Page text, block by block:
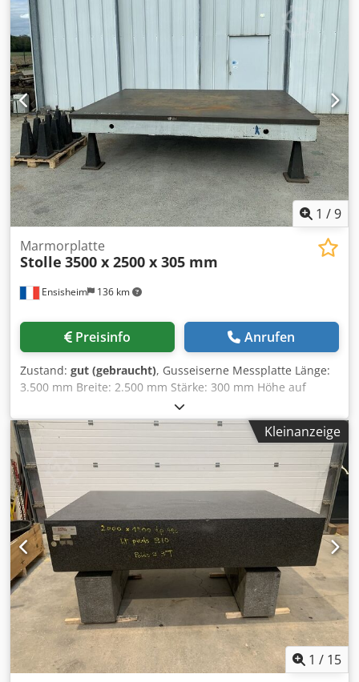
1 /9
Ensisheim 136 km
Marmorplatte
Stolle 3500 x 2500 x 305 mm
Preisinfo Anrufen
Zustand: gut (gebraucht), Gusseiserne Messplatte Länge:
3.500 mm Breite: 2.500 mm Stärke: 300 mm Höhe auf
Füßen: 900 mm Geliefert mit 12 Nivellierfüßen Gewicht: 6,3
t Csdezmw Hrepfx Amvsha
Kleinanzeige
1 / 15